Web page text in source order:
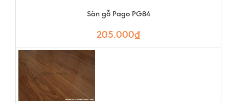
Sàn gỗ Pago PG84
205.000₫